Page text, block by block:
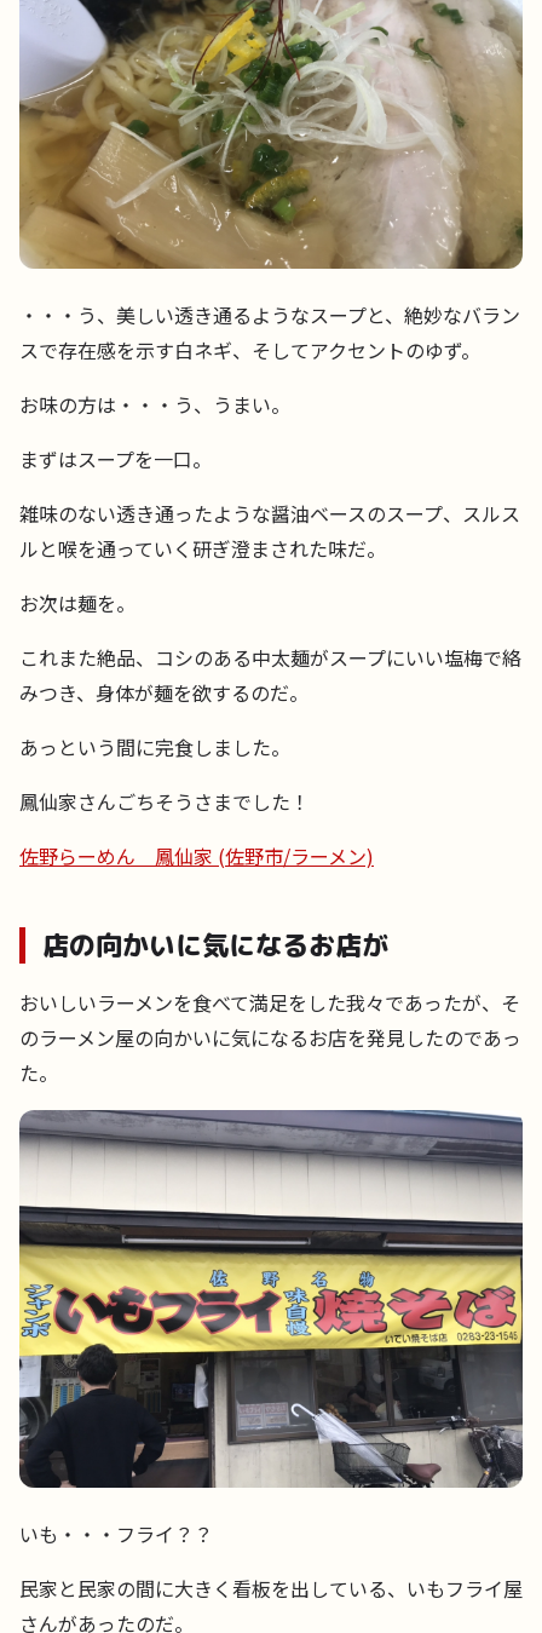
・・・う、美しい透き通るようなスープと、絶妙なバラン
スで存在感を示す白ネギ、そしてアクセントのゆず。
お味の方は・・・う、うまい。
まずはスープを一口。
雑味のない透き通ったような醤油ベースのスープ、スルス
ルと喉を通っていく研ぎ澄まされた味だ。
お次は麺を。
これまた絶品、コシのある中太麺がスープにいい塩梅で絡
みつき、身体が麺を欲するのだ。
あっという間に完食しました。
鳳仙家さんごちそうさまでした！
佐野らーめん 鳳仙家 (佐野市/ラーメン)
店の向かいに気になるお店が
おいしいラーメンを食べて満足をした我々であったが、そ
のラーメン屋の向かいに気になるお店を発見したのであっ
た。
いも・・・フライ？？
民家と民家の間に大きく看板を出している、いもフライ屋
さんがあったのだ。